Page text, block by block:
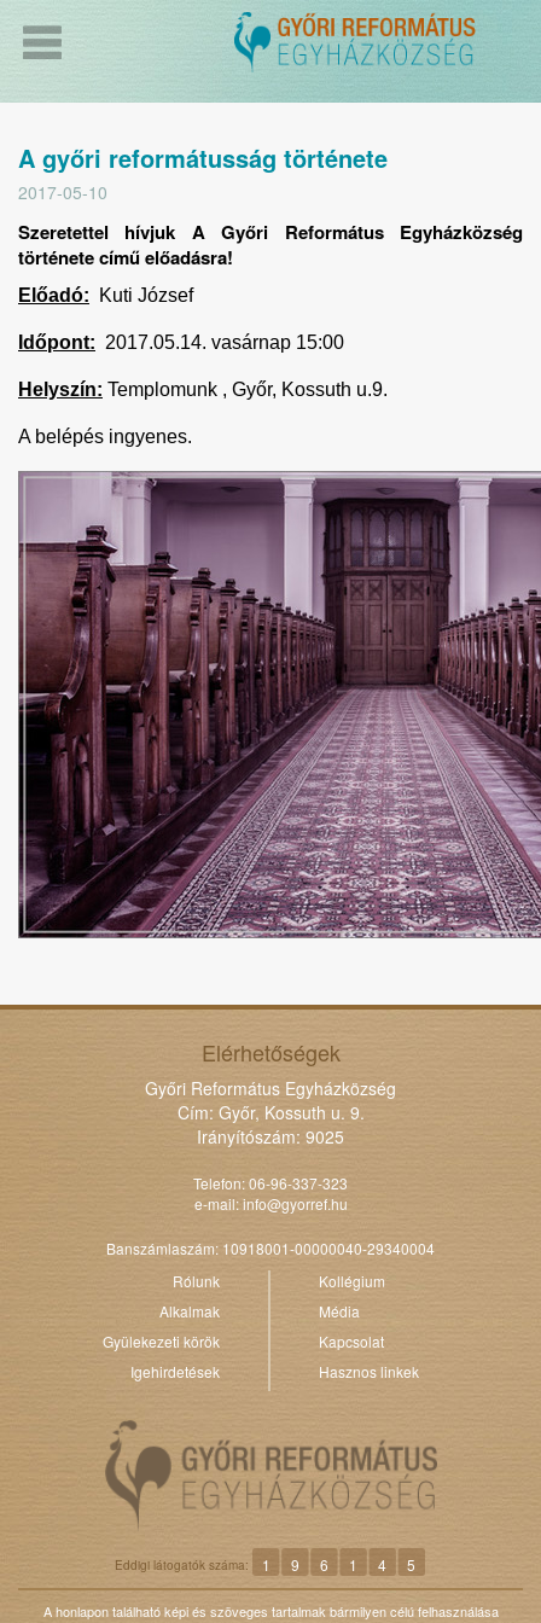
A győri reformátusság története
2017-05-10
Szeretettel hívjuk A Győri Református Egyházközség
története című előadásra!
Előadó: Kuti József
Időpont: 2017.05.14. vasárnap 15:00
Helyszín: Templomunk , Győr, Kossuth u.9.
A belépés ingyenes.
Elérhetőségek
Győri Református Egyházközség
Cím: Győr, Kossuth u. 9.
Irányítószám: 9025
Telefon: 06-96-337-323
e-mail:info@gyorref.hu
Banszámlaszám: 10918001-00000040-29340004
Rólunk
Alkalmak
Gyülekezeti körök
Igehirdetések
Kollégium
Média
Kapcsolat
Hasznos linkek
Eddigi látogatók száma: 1 9 6 1 4 5
A honlapon található képi és szöveges tartalmak bármilyen célú felhasználása